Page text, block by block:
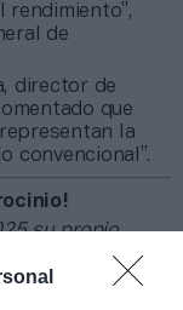
rendimiento”,
de
director de
que
la
convencional”.
su propio
En él
el tema que ha
de ofrecer un